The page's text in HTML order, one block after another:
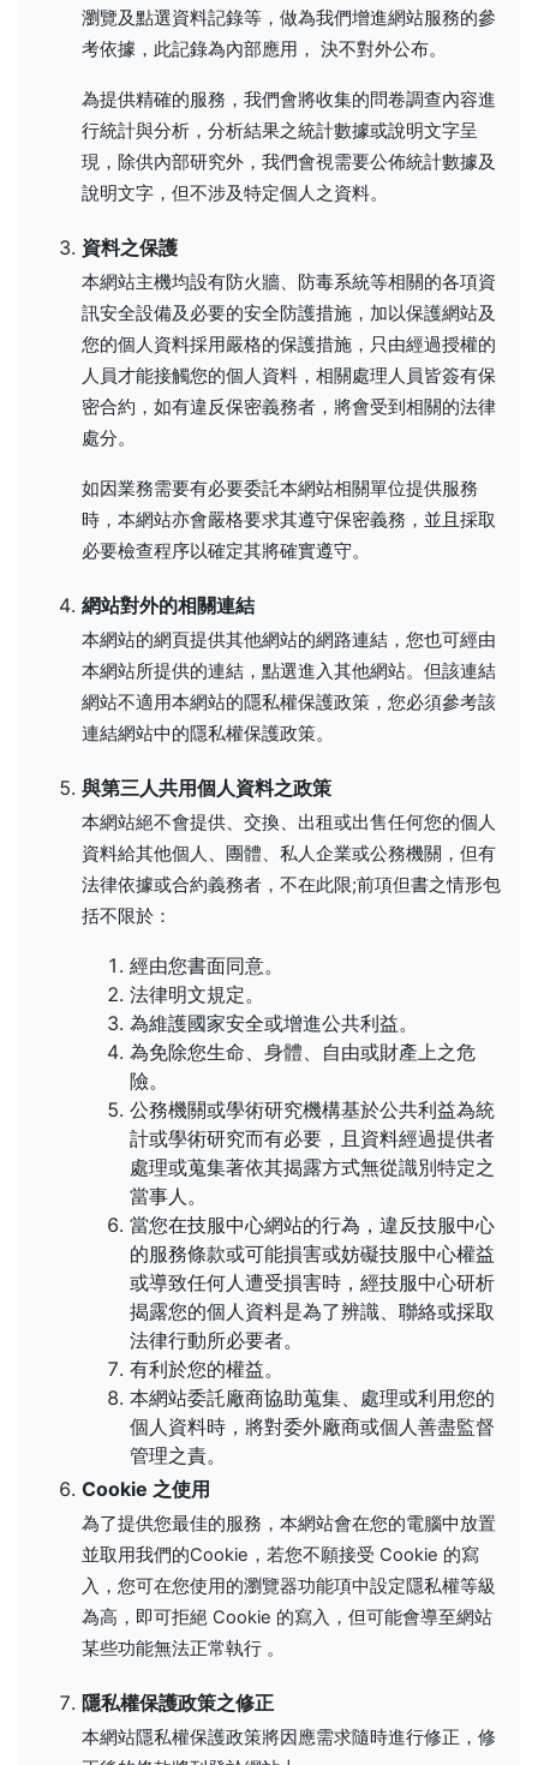
瀏覽及點選資料記錄等，做為我們增進網站服務的參
考依據，此記錄為內部應用， 決不對外公布。
為提供精確的服務，我們會將收集的問卷調查內容進
行統計與分析，分析結果之統計數據或說明文字呈
現，除供內部研究外，我們會視需要公佈統計數據及
說明文字，但不涉及特定個人之資料。
資料之保護
本網站主機均設有防火牆、防毒系統等相關的各項資
訊安全設備及必要的安全防護措施，加以保護網站及
您的個人資料採用嚴格的保護措施，只由經過授權的
人員才能接觸您的個人資料，相關處理人員皆簽有保
密合約，如有違反保密義務者，將會受到相關的法律
處分。
如因業務需要有必要委託本網站相關單位提供服務
時，本網站亦會嚴格要求其遵守保密義務，並且採取
必要檢查程序以確定其將確實遵守。
網站對外的相關連結
本網站的網頁提供其他網站的網路連結，您也可經由
本網站所提供的連結，點選進入其他網站。但該連結
網站不適用本網站的隱私權保護政策，您必須參考該
連結網站中的隱私權保護政策。
與第三人共用個人資料之政策
本網站絕不會提供、交換、出租或出售任何您的個人
資料給其他個人、團體、私人企業或公務機關，但有
法律依據或合約義務者，不在此限;前項但書之情形包
括不限於：
經由您書面同意。
法律明文規定。
為維護國家安全或增進公共利益。
為免除您生命、身體、自由或財產上之危
險。
公務機關或學術研究機構基於公共利益為統
計或學術研究而有必要，且資料經過提供者
處理或蒐集著依其揭露方式無從識別特定之
當事人。
當您在技服中心網站的行為，違反技服中心
的服務條款或可能損害或妨礙技服中心權益
或導致任何人遭受損害時，經技服中心研析
揭露您的個人資料是為了辨識、聯絡或採取
法律行動所必要者。
有利於您的權益。
本網站委託廠商協助蒐集、處理或利用您的
個人資料時，將對委外廠商或個人善盡監督
管理之責。
Cookie 之使用
為了提供您最佳的服務，本網站會在您的電腦中放置
並取用我們的Cookie，若您不願接受 Cookie 的寫
入，您可在您使用的瀏覽器功能項中設定隱私權等級
為高，即可拒絕 Cookie 的寫入，但可能會導至網站
某些功能無法正常執行 。
隱私權保護政策之修正
本網站隱私權保護政策將因應需求隨時進行修正，修